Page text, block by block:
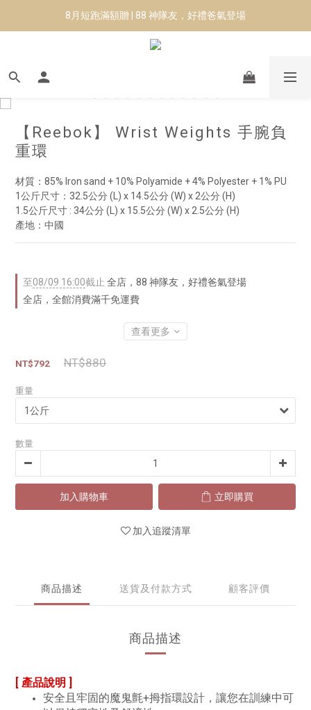
8月短跑滿額贈 | 88 神隊友，好禮爸氣登場
8月短跑滿額贈 | 88 神隊友，好禮爸氣登場
✨CURARING-韓國多功能深層按摩環｜新品預購88折！✨
Manduka-跟著青蛙去旅行｜快閃第二站-台南
【Reebok】 Wrist Weights 手腕負
重環
材質：85% Iron sand + 10% Polyamide + 4% Polyester + 1% PU
1公斤尺寸：32.5公分 (L) x 14.5公分 (W) x 2公分 (H)
1.5公斤尺寸 : 34公分 (L) x 15.5公分 (W) x 2.5公分 (H)
產地：中國
至08/09 16:00截止 全店，88 神隊友，好禮爸氣登場
全店，全館消費滿千免運費
查看更多
NT$880
NT$792
重量
數量
加入購物車 立即購買
加入追蹤清單
商品描述 送貨及付款方式 顧客評價
商品描述
[ 產品說明 ]
安全且牢固的魔鬼氈+拇指環設計，讓您在訓練中可